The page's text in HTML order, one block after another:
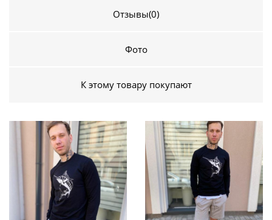
Отзывы(0)
Фото
К этому товару покупают